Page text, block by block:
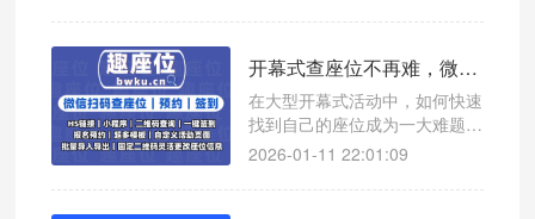
微信扫码查座位系统，帮助您轻
开幕式查座位不再难，微信扫码签到显示座位系统让流程更高效
在大型开幕式活动中，如何快速
找到自己的座位成为一大难题。
本文介绍一款高效的微信扫码查
松应对座位管理问题。
2026-01-11 22:01:09